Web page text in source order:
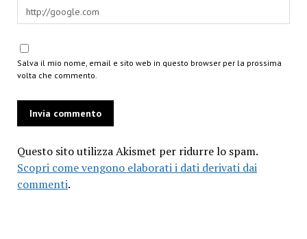
Salva il mio nome, email e sito web in questo browser per la prossima
volta che commento.
Questo sito utilizza Akismet per ridurre lo spam.
Scopri come vengono elaborati i dati derivati dai
commenti.